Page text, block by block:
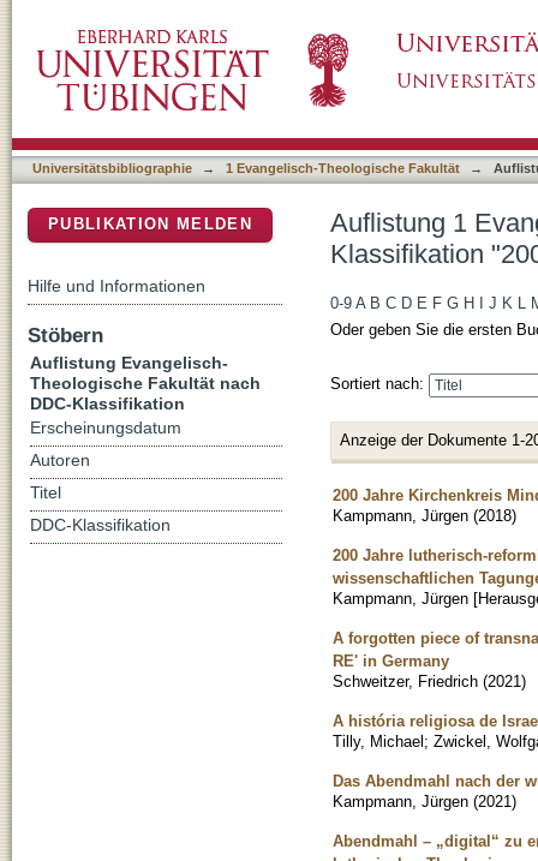
Universitätsbibliographie → 1 Evangelisch-Theologische Fakultät →
Auflistung 1
Klassifikation
0-9 A B C D E F G H J K L
Oder geben Sie die ersten
Sortiert nach:
Anzeige der Dokumente 1-
200 Jahre Kirchenkreis
Kampmann, Jürgen (2018)
200 Jahre lutherisch-
wissenschaftlichen
Kampmann, Jürgen
A forgotten piece of
RE' in Germany
Schweitzer, Friedrich (2021)
A história religiosa de
Tilly, Michael; Zwickel,
Das Abendmahl nach der
Kampmann, Jürgen (2021)
Abendmahl – „digital“ zu
PUBLIKATION MELDEN
Hilfe und Informationen
Stöbern
Auflistung Evangelisch-
Theologische Fakultät nach
DDC-Klassifikation
Erscheinungsdatum
Autoren
Titel
DDC-Klassifikation